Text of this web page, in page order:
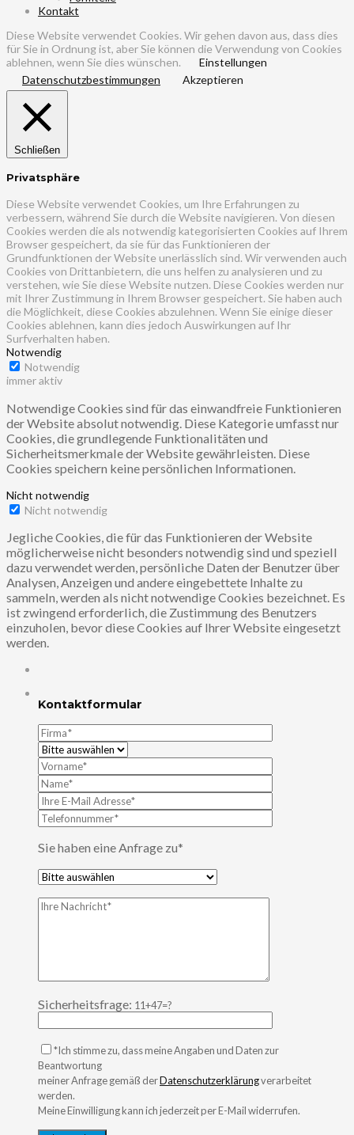
Kontakt
Diese Website verwendet Cookies. Wir gehen davon aus, dass dies
für Sie in Ordnung ist, aber Sie können die Verwendung von Cookies
ablehnen, wenn Sie dies wünschen.
Einstellungen
Datenschutzbestimmungen
Akzeptieren
Schließen
Privatsphäre
Diese Website verwendet Cookies, um Ihre Erfahrungen zu
verbessern, während Sie durch die Website navigieren. Von diesen
Cookies werden die als notwendig kategorisierten Cookies auf Ihrem
Browser gespeichert, da sie für das Funktionieren der
Grundfunktionen der Website unerlässlich sind. Wir verwenden auch
Cookies von Drittanbietern, die uns helfen zu analysieren und zu
verstehen, wie Sie diese Website nutzen. Diese Cookies werden nur
mit Ihrer Zustimmung in Ihrem Browser gespeichert. Sie haben auch
die Möglichkeit, diese Cookies abzulehnen. Wenn Sie einige dieser
Cookies ablehnen, kann dies jedoch Auswirkungen auf Ihr
Surfverhalten haben.
Notwendig
Notwendig
immer aktiv
Notwendige Cookies sind für das einwandfreie Funktionieren
der Website absolut notwendig. Diese Kategorie umfasst nur
Cookies, die grundlegende Funktionalitäten und
Sicherheitsmerkmale der Website gewährleisten. Diese
Cookies speichern keine persönlichen Informationen.
Nicht notwendig
Nicht notwendig
Jegliche Cookies, die für das Funktionieren der Website
möglicherweise nicht besonders notwendig sind und speziell
dazu verwendet werden, persönliche Daten der Benutzer über
Analysen, Anzeigen und andere eingebettete Inhalte zu
sammeln, werden als nicht notwendige Cookies bezeichnet. Es
ist zwingend erforderlich, die Zustimmung des Benutzers
einzuholen, bevor diese Cookies auf Ihrer Website eingesetzt
werden.
Kontaktformular
Sie haben eine Anfrage zu*
Sicherheitsfrage: 11+47=?
*Ich stimme zu, dass meine Angaben und Daten zur
Beantwortung
meiner Anfrage gemäß derDatenschutzerklärungverarbeitet
werden.
Meine Einwilligung kann ich jederzeit per E-Mail widerrufen.